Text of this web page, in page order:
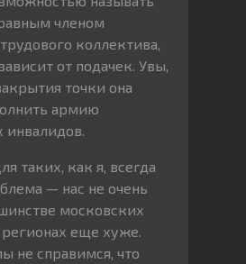
членом
коллектива,
от подачек. Увы,
точки она
армию
инвалидов.
таких, как я, всегда
— нас не очень
московских
еще хуже.
не справимся, что